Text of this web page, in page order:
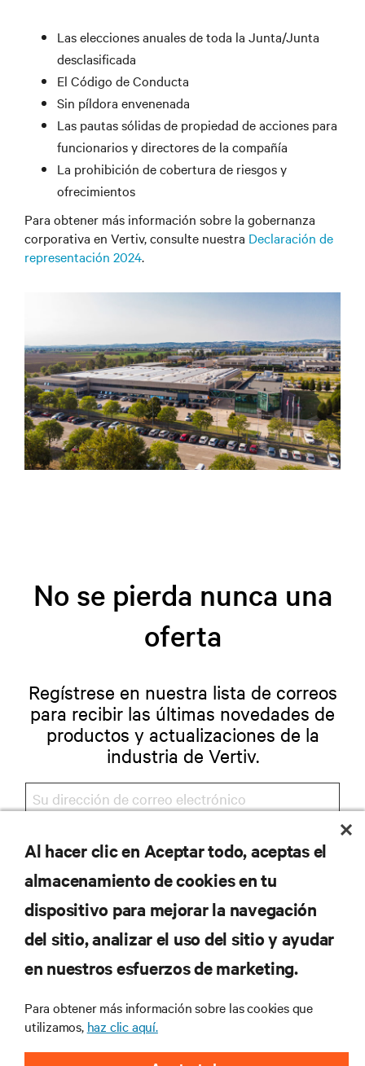
Las elecciones anuales de toda la Junta/Junta
desclasificada
El Código de Conducta
Sin píldora envenenada
Las pautas sólidas de propiedad de acciones para
funcionarios y directores de la compañía
La prohibición de cobertura de riesgos y
ofrecimientos
Para obtener más información sobre la gobernanza
corporativa en Vertiv, consulte nuestra Declaración de
representación 2024.
No se pierda nunca una
oferta
Regístrese en nuestra lista de correos
para recibir las últimas novedades de
productos y actualizaciones de la
industria de Vertiv.
REGISTRARSE
RECURSOS
CORPORATIVO
Al hacer clic en Aceptar todo, aceptas el
almacenamiento de cookies en tu
dispositivo para mejorar la navegación
del sitio, analizar el uso del sitio y ayudar
en nuestros esfuerzos de marketing.
Para obtener más información sobre las cookies que
utilizamos, haz clic aquí.